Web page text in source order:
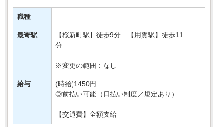
百貨店などで販売されている豆菓子の物流センターで、
袋詰めや梱包などをおまかせします！
＼おすすめPOINT／
☆モクモク作業が好きな方
職種
最寄駅
【桜新町駅】徒歩9分 【用賀駅】徒歩11
分
※変更の範囲：なし
給与
(時給)1450円
◎前払い可能（日払い制度／規定あり）
【交通費】全額支給